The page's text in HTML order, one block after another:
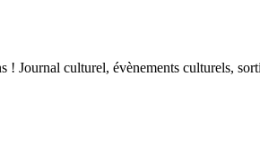
Journal culturel, évènements culturels,